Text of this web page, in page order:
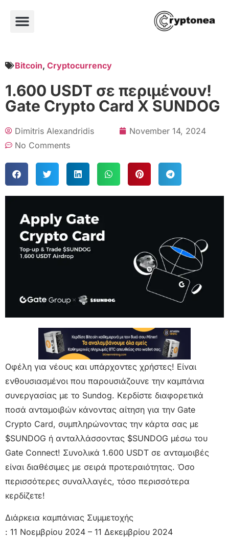
Bitcoin, Cryptocurrency
1.600 USDT σε περιμένουν!
Gate Crypto Card X SUNDOG
Dimitris Alexandridis
November 14, 2024
No Comments
Οφέλη για νέους και υπάρχοντες χρήστες! Είναι
ενθουσιασμένοι που παρουσιάζουνε την καμπάνια
συνεργασίας με το Sundog. Κερδίστε διαφορετικά
ποσά ανταμοιβών κάνοντας αίτηση για την Gate
Crypto Card, συμπληρώνοντας την κάρτα σας με
$SUNDOG ή ανταλλάσσοντας $SUNDOG μέσω του
Gate Connect! Συνολικά 1.600 USDT σε ανταμοιβές
είναι διαθέσιμες με σειρά προτεραιότητας. Όσο
περισσότερες συναλλαγές, τόσο περισσότερα
κερδίζετε!
Διάρκεια καμπάνιας Συμμετοχής
: 11 Νοεμβρίου 2024 – 11 Δεκεμβρίου 2024